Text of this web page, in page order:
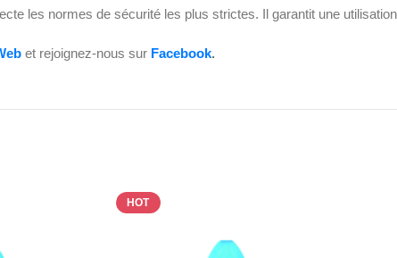
les normes de sécurité les plus strictes. Il garantit une
et rejoignez-nous sur Facebook.
HOT